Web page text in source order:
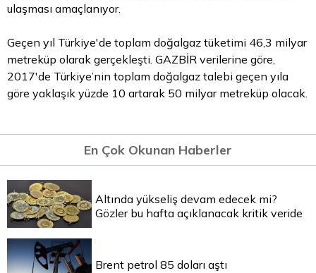
ulaşması amaçlanıyor.
Geçen yıl Türkiye'de toplam doğalgaz tüketimi 46,3 milyar
metreküp olarak gerçekleşti. GAZBİR verilerine göre,
2017'de Türkiye’nin toplam doğalgaz talebi geçen yıla
göre yaklaşık yüzde 10 artarak 50 milyar metreküp olacak.
En Çok Okunan Haberler
Altında yükseliş devam edecek mi?
Gözler bu hafta açıklanacak kritik veride
Brent petrol 85 doları aştı